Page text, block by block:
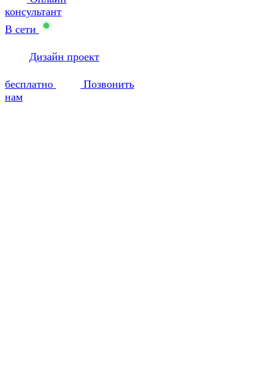
консультант
В сети
Дизайн проект
бесплатно
Позвонить
нам